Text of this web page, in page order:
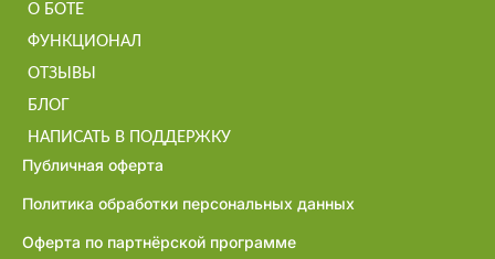
О БОТЕ
ФУНКЦИОНАЛ
ОТЗЫВЫ
БЛОГ
НАПИСАТЬ В ПОДДЕРЖКУ
Публичная оферта
Политика обработки персональных данных
Оферта по партнёрской программе